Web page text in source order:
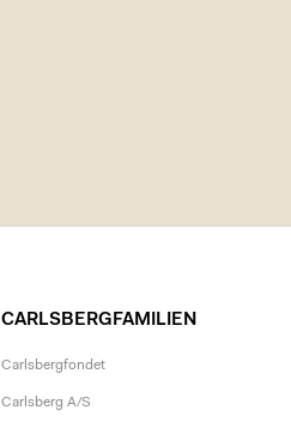
CARLSBERGFAMILIEN
Carlsbergfondet
Carlsberg A/S